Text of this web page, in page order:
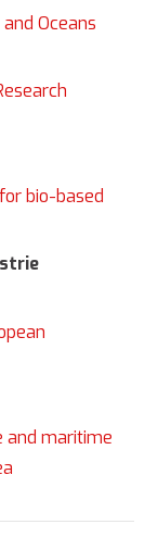
Oceans
bio-based
and maritime